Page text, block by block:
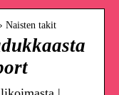
Naisten takit